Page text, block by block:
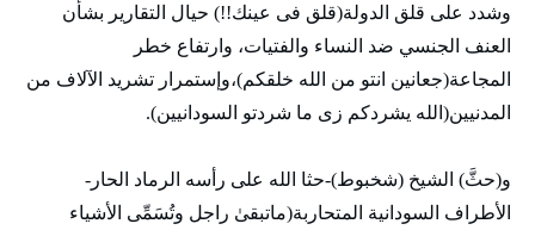
وشدد على قلق الدولة(قلق فی عينك!!) حيال التقارير بشأن
العنف الجنسي ضد النساء والفتيات، وارتفاع خطر
المجاعة(جعانين انتو من الله خلقكم)،وإستمرار تشريد الآلاف من
المدنيين(الله يشردكم زی ما شردتو السودانيين).
و(حثَّ) الشيخ (شخبوط)-حثا الله علی رأسه الرماد الحار-
الأطراف السودانية المتحاربة(ماتبقیٰ راجل وتُسَمِّی الأشياء